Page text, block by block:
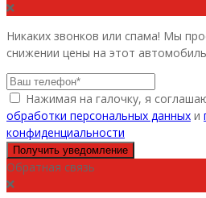
Никаких звонков или спама! Мы
снижении цены на этот
Нажимая на галочку, я
обработки персональных данных и
конфиденциальности
Получить уведомление
Обратная связь